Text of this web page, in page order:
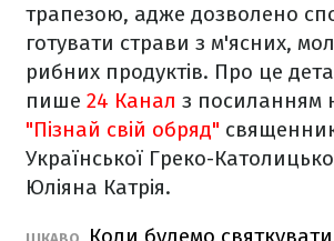
трапезою, адже дозволено
готувати страви з м'ясних,
рибних продуктів. Про це
пише 24 Канал з посиланням
"Пізнай свій обряд"
Української Греко-
Юліяна Катрія.